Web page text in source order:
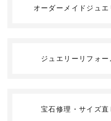
オーダーメイドジュ
ジュエリーリフォ
宝石修理・サイズ